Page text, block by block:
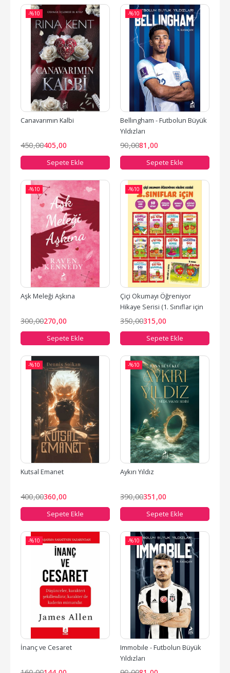
-%10
Canavarımın Kalbi
450,00405,00
Sepete Ekle
-%10
Bellıngham - Futbolun Büyük
Yıldızları
90,0081 ,00
Sepete Ekle
-%10
Aşk Meleği Aşkına
300,00270,00
Sepete Ekle
-%10
Çiçi Okumayı Öğreniyor
Hikaye Serisi (1. Sınıflar için
10 Kitap)
350,00315,00
Sepete Ekle
-%10
Kutsal Emanet
400,00360,00
Sepete Ekle
-%10
Aykırı Yıldız
390,00351 ,00
Sepete Ekle
-%10
İnanç ve Cesaret
-%10
Immobıle - Futbolun Büyük
Yıldızları